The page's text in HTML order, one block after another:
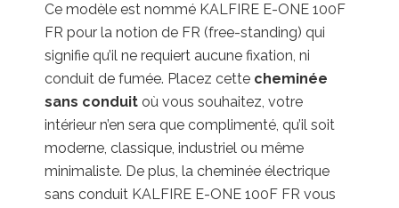
Ce modèle est nommé KALFIRE E-ONE 100F
FR pour la notion de FR (free-standing) qui
signifie qu’il ne requiert aucune fixation, ni
conduit de fumée. Placez cette cheminée
sans conduit où vous souhaitez, votre
intérieur n’en sera que complimenté, qu’il soit
moderne, classique, industriel ou même
minimaliste. De plus, la cheminée électrique
sans conduit KALFIRE E-ONE 100F FR vous